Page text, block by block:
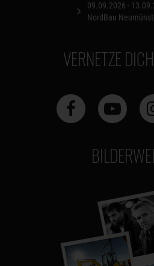
09.09.2026 -
NordBau
VERNETZE